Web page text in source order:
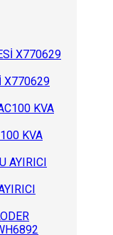
X770629
KVA